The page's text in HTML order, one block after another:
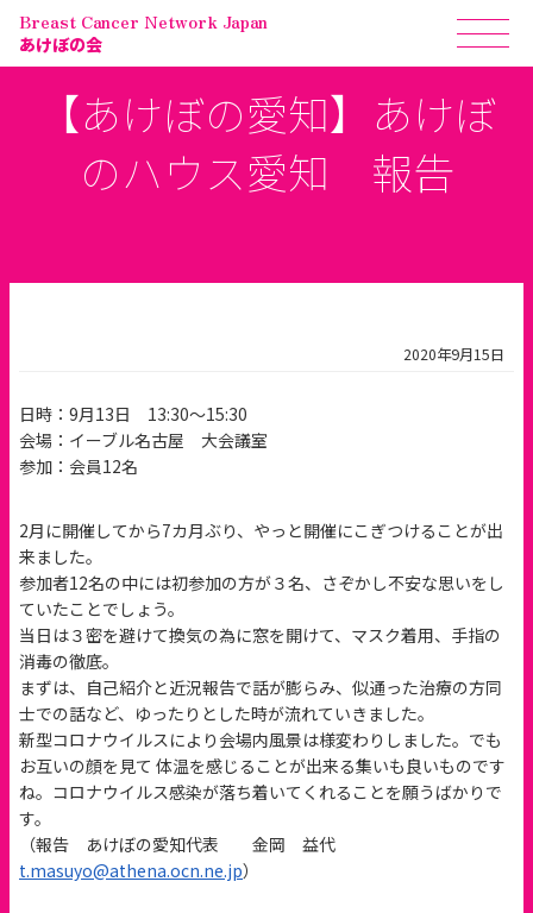
Breast Cancer Network Japan
あけぼの会
【あけぼの愛知】あけぼ
のハウス愛知 報告
2020年9月15日
日時：9月13日 13:30～15:30
会場：イーブル名古屋 大会議室
参加：会員12名
2月に開催してから7カ月ぶり、やっと開催にこぎつけることが出
来ました。
参加者12名の中には初参加の方が３名、さぞかし不安な思いをし
ていたことでしょう。
当日は３密を避けて換気の為に窓を開けて、マスク着用、手指の
消毒の徹底。
まずは、自己紹介と近況報告で話が膨らみ、似通った治療の方同
士での話など、ゆったりとした時が流れていきました。
新型コロナウイルスにより会場内風景は様変わりしました。でも
お互いの顔を見て 体温を感じることが出来る集いも良いものです
ね。コロナウイルス感染が落ち着いてくれることを願うばかりで
す。
（報告 あけぼの愛知代表 金岡 益代
t.masuyo@athena.ocn.ne.jp）